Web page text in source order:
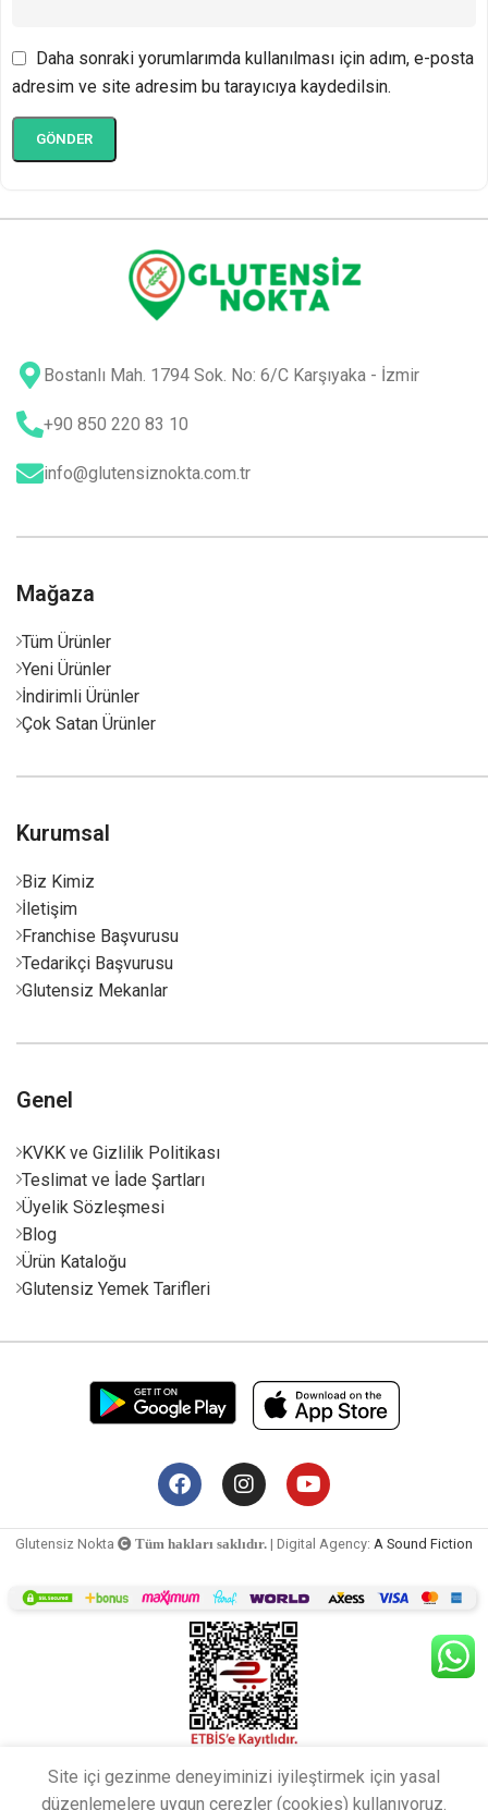
Daha sonraki yorumlarımda kullanılması için adım, e-posta
adresim ve site adresim bu tarayıcıya kaydedilsin.
Bostanlı Mah. 1794 Sok. No: 6/C Karşıyaka - İzmir
+90 850 220 83 10
info@glutensiznokta.com.tr
Mağaza
Tüm Ürünler
Yeni Ürünler
İndirimli Ürünler
Çok Satan Ürünler
Kurumsal
Biz Kimiz
İletişim
Franchise Başvurusu
Tedarikçi Başvurusu
Glutensiz Mekanlar
Genel
KVKK ve Gizlilik Politikası
Teslimat ve İade Şartları
Üyelik Sözleşmesi
Blog
Ürün Kataloğu
Glutensiz Yemek Tarifleri
Glutensiz Nokta Tüm hakları saklıdır. | Digital Agency: A Sound Fiction
Site içi gezinme deneyiminizi iyileştirmek için yasal
düzenlemelere uygun çerezler (cookies) kullanıyoruz.
Glutensiz
Vanilyalı
1.098
Glutensiz